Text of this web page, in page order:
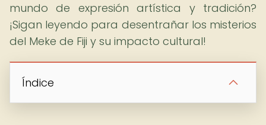
mundo de expresión artística y tradición?
¡Sigan leyendo para desentrañar los misterios
del Meke de Fiji y su impacto cultural!
Índice